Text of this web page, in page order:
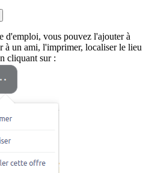
d'emploi, vous pouvez l'ajouter à
à un ami, l'imprimer, localiser le lieu
cliquant sur :